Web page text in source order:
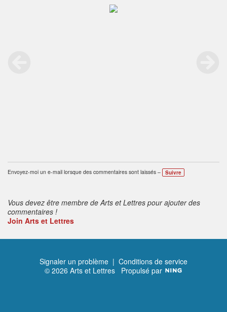
Envoyez-moi un e-mail lorsque des commentaires sont laissés – Suivre
Vous devez être membre de Arts et Lettres pour ajouter des
commentaires !
Join Arts et Lettres
Signaler un problème | Conditions de service
© 2026 Arts et Lettres Propulsé par